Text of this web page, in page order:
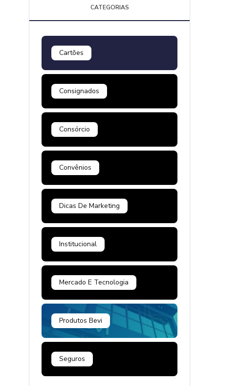
CATEGORIAS
Cartões
Consignados
Consórcio
Convênios
Dicas De Marketing
Institucional
Mercado E Tecnologia
Produtos Bevi
Seguros